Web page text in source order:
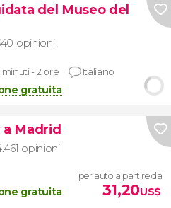
del Museo del
opinioni
minuti - 2 ore Italiano
gratuita
a Madrid
opinioni
gratuita
per auto a partire da
31,20US$